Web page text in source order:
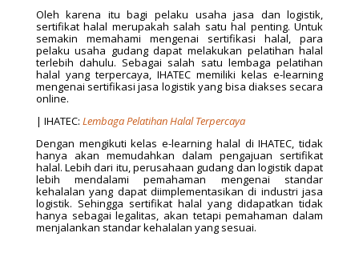
Oleh karena itu bagi pelaku usaha jasa dan logistik,
sertifikat halal merupakah salah satu hal penting. Untuk
semakin memahami mengenai sertifikasi halal, para
pelaku usaha gudang dapat melakukan pelatihan halal
terlebih dahulu. Sebagai salah satu lembaga pelatihan
halal yang terpercaya, IHATEC memiliki kelas e-learning
mengenai sertifikasi jasa logistik yang bisa diakses secara
online.
| IHATEC: Lembaga Pelatihan Halal Terpercaya
Dengan mengikuti kelas e-learning halal di IHATEC, tidak
hanya akan memudahkan dalam pengajuan sertifikat
halal. Lebih dari itu, perusahaan gudang dan logistik dapat
lebih mendalami pemahaman mengenai standar
kehalalan yang dapat diimplementasikan di industri jasa
logistik. Sehingga sertifikat halal yang didapatkan tidak
hanya sebagai legalitas, akan tetapi pemahaman dalam
menjalankan standar kehalalan yang sesuai.